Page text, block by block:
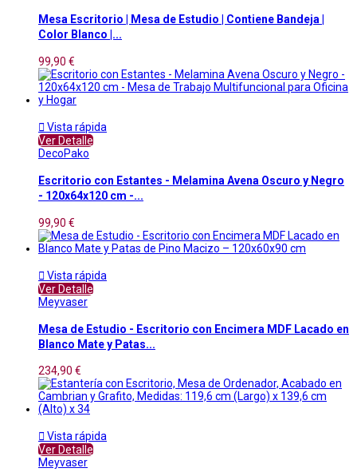
Mesa Escritorio | Mesa de Estudio | Contiene Bandeja |
Color Blanco |...
99,90 €
 Vista rápida
Ver Detalle
DecoPako
Escritorio con Estantes - Melamina Avena Oscuro y Negro
- 120x64x120 cm -...
99,90 €
 Vista rápida
Ver Detalle
Meyvaser
Mesa de Estudio - Escritorio con Encimera MDF Lacado en
Blanco Mate y Patas...
234,90 €
 Vista rápida
Ver Detalle
Meyvaser